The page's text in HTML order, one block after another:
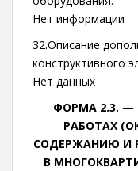
Нет информации
32.Описание
конструктивного
Нет данных
ФОРМА 2.3. —
РАБОТАХ
СОДЕРЖАНИЮ И
В